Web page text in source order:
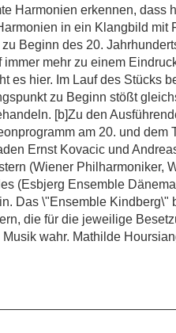
Harmonien erkennen, dass
in ein Klangbild mit
Beginn des 20.
mehr zu einem
es hier. Im Lauf des Stücks
zu Beginn stößt
[b]Zu den
am 20. und dem
Ernst Kovacic und
(Wiener Philharmoniker,
(Esbjerg Ensemble
Das \"Ensemble Kindberg\"
die für die jeweilige
wahr. Mathilde